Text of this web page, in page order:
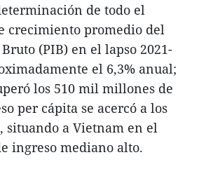
de todo el
crecimiento promedio del
(PIB) en el lapso 2021-
el 6,3% anual;
los 510 mil millones de
per cápita se acercó a los
situando a Vietnam en el
ingreso mediano alto.